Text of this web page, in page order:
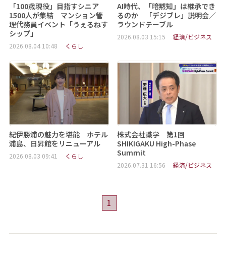
「100歳現役」目指すシニア
1500人が集結 マンション管
理代務員イベント「うぇるねす
シップ」
2026.08.04 10:48 くらし
AI時代、「暗黙知」は継承でき
るのか 「デジブレ」説明会／
ラウンドテーブル
2026.08.03 15:15 経済/ビジネス
紀伊勝浦の魅力を堪能 ホテル
浦島、日昇館をリニューアル
2026.08.03 09:41 くらし
株式会社識学 第1回
SHIKIGAKU High-Phase
Summit
2026.07.31 16:56 経済/ビジネス
1